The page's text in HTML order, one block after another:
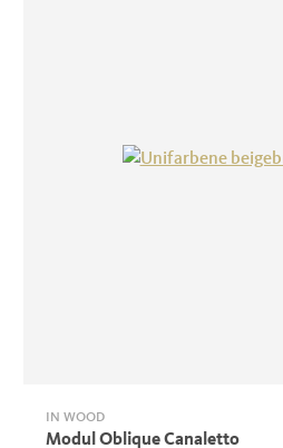
IN WOOD
Modul Oblique Canaletto